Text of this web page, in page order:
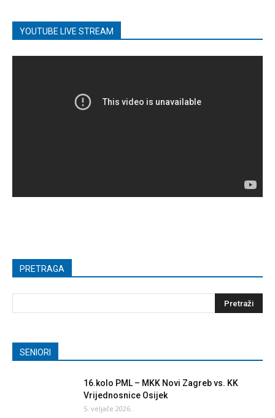
YOUTUBE LIVE STREAM
PRETRAGA
SENIORI
16.kolo PML – MKK Novi Zagreb vs. KK
Vrijednosnice Osijek
5. veljače 2026.